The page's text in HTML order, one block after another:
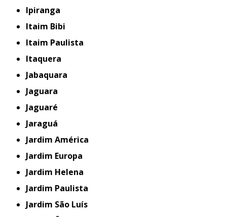
Ipiranga
Itaim Bibi
Itaim Paulista
Itaquera
Jabaquara
Jaguara
Jaguaré
Jaraguá
Jardim América
Jardim Europa
Jardim Helena
Jardim Paulista
Jardim São Luís